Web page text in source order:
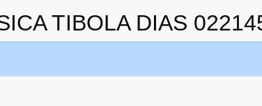
TIBOLA DIAS